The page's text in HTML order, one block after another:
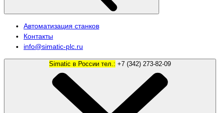
Автоматизация станков
Контакты
info@simatic-plc.ru
Simatic в России тел.: